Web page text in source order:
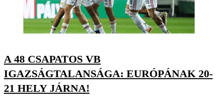
A 48 CSAPATOS VB
IGAZSÁGTALANSÁGA: EURÓPÁNAK 20-
21 HELY JÁRNA!